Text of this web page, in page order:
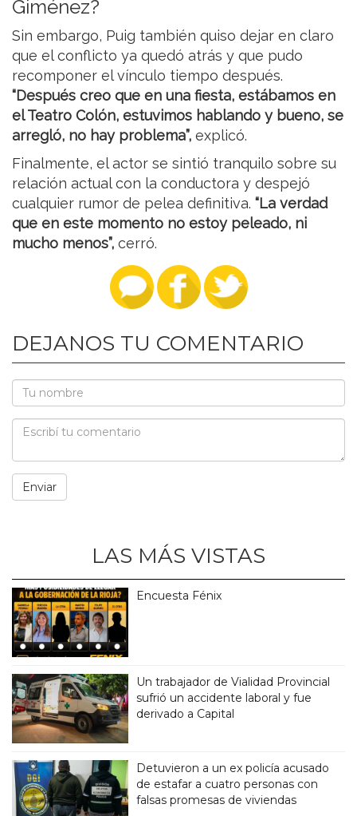
Giménez?
Sin embargo, Puig también quiso dejar en claro
que el conflicto ya quedó atrás y que pudo
recomponer el vínculo tiempo después.
“Después creo que en una fiesta, estábamos en
el Teatro Colón, estuvimos hablando y bueno, se
arregló, no hay problema”, explicó.
Finalmente, el actor se sintió tranquilo sobre su
relación actual con la conductora y despejó
cualquier rumor de pelea definitiva. “La verdad
que en este momento no estoy peleado, ni
mucho menos”, cerró.
DEJANOS TU COMENTARIO
LAS MÁS VISTAS
Encuesta Fénix
Un trabajador de Vialidad Provincial
sufrió un accidente laboral y fue
derivado a Capital
Detuvieron a un ex policía acusado
de estafar a cuatro personas con
falsas promesas de viviendas